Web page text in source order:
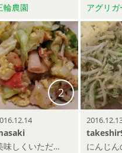
輪農園
2
美味しくいただきました。永石農産さん